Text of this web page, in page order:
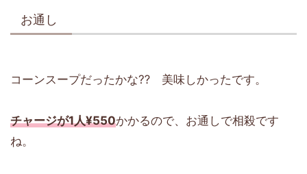
お通し
コーンスープだったかな⁇ 美味しかったです。
チャージが1人¥550かかるので、お通しで相殺です
ね。